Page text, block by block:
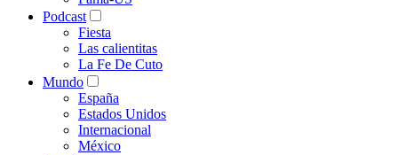
Podcast
Fiesta
Las calientitas
La Fe De Cuto
Mundo
España
Estados Unidos
Internacional
México